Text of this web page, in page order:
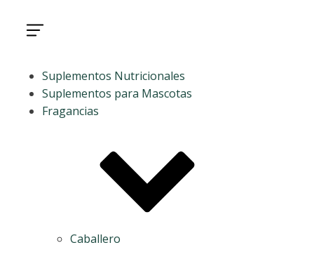
Suplementos Nutricionales
Suplementos para Mascotas
Fragancias
Caballero